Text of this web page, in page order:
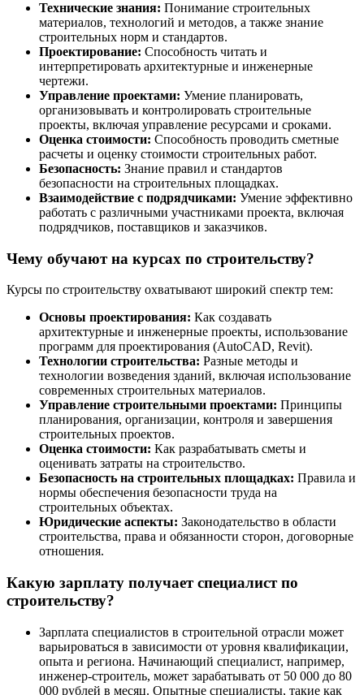
Технические знания: Понимание строительных
материалов, технологий и методов, а также знание
строительных норм и стандартов.
Проектирование: Способность читать и
интерпретировать архитектурные и инженерные
чертежи.
Управление проектами: Умение планировать,
организовывать и контролировать строительные
проекты, включая управление ресурсами и сроками.
Оценка стоимости: Способность проводить сметные
расчеты и оценку стоимости строительных работ.
Безопасность: Знание правил и стандартов
безопасности на строительных площадках.
Взаимодействие с подрядчиками: Умение эффективно
работать с различными участниками проекта, включая
подрядчиков, поставщиков и заказчиков.
Чему обучают на курсах по строительству?
Курсы по строительству охватывают широкий спектр тем:
Основы проектирования: Как создавать
архитектурные и инженерные проекты, использование
программ для проектирования (AutoCAD, Revit).
Технологии строительства: Разные методы и
технологии возведения зданий, включая использование
современных строительных материалов.
Управление строительными проектами: Принципы
планирования, организации, контроля и завершения
строительных проектов.
Оценка стоимости: Как разрабатывать сметы и
оценивать затраты на строительство.
Безопасность на строительных площадках: Правила и
нормы обеспечения безопасности труда на
строительных объектах.
Юридические аспекты: Законодательство в области
строительства, права и обязанности сторон, договорные
отношения.
Какую зарплату получает специалист по
строительству?
Зарплата специалистов в строительной отрасли может
варьироваться в зависимости от уровня квалификации,
опыта и региона. Начинающий специалист, например,
инженер-строитель, может зарабатывать от 50 000 до 80
000 рублей в месяц. Опытные специалисты, такие как